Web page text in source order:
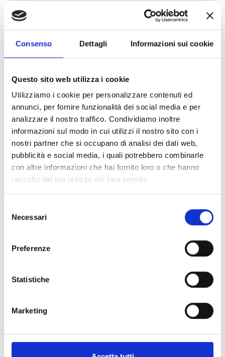
Consenso Dettagli Informazioni sui cookie
Questo sito web utilizza i cookie
Utilizziamo i cookie per personalizzare contenuti ed
annunci, per fornire funzionalità dei social media e per
analizzare il nostro traffico. Condividiamo inoltre
informazioni sul modo in cui utilizzi il nostro sito con i
nostri partner che si occupano di analisi dei dati web,
pubblicità e social media, i quali potrebbero combinarle
con altre informazioni che hai fornito loro o che hanno
raccolto dal tuo utilizzo dei loro servizi.
delNecessari
Preferenze
Statistiche
Marketing
curata da Polenghi e dal nutrizionista Luca
superfood ricco di vitamina C e polifenoli,
fondamentale per rafforzare le difese
immunitarie e migliorare l’umore e le
performance cognitive. Polenghi promuove i
suoi prodotti biologici come alleati per il
benessere quotidiano.
LEGGI TUTTO